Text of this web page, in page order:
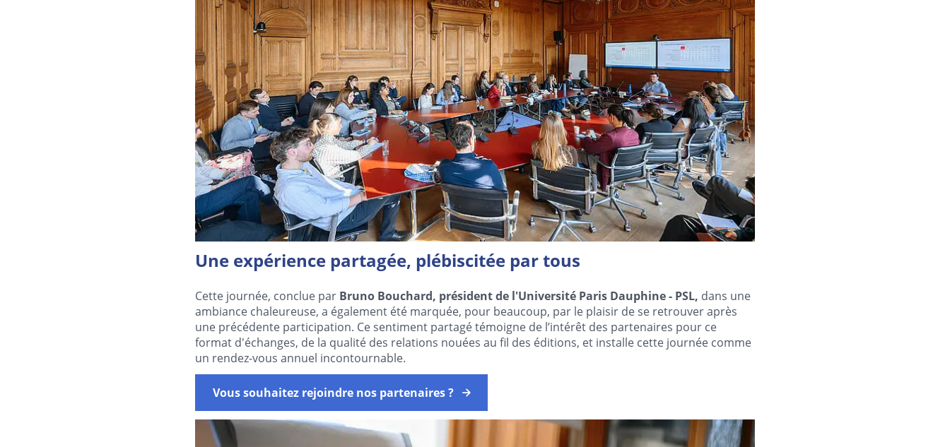
Une expérience partagée, plébiscitée par tous
Cette journée, conclue par Bruno Bouchard, président de l'Université Paris Dauphine - PSL, dans une
ambiance chaleureuse, a également été marquée, pour beaucoup, par le plaisir de se retrouver après
une précédente participation. Ce sentiment partagé témoigne de l’intérêt des partenaires pour ce
format d'échanges, de la qualité des relations nouées au fil des éditions, et installe cette journée comme
un rendez-vous annuel incontournable.
Vous souhaitez rejoindre nos partenaires ?